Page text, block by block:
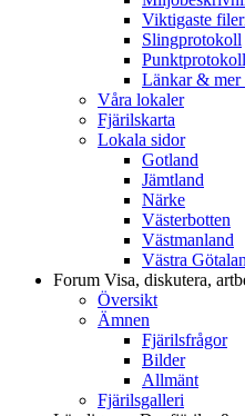
Viktigaste
Slingprotokoll
Punktprotokoll
Länkar & mer
Våra lokaler
Fjärilskarta
Lokala sidor
Gotland
Jämtland
Närke
Västerbotten
Västmanland
Västra
Forum Visa, diskutera,
Översikt
Ämnen
Fjärilsfrågor
Bilder
Allmänt
Fjärilsgalleri